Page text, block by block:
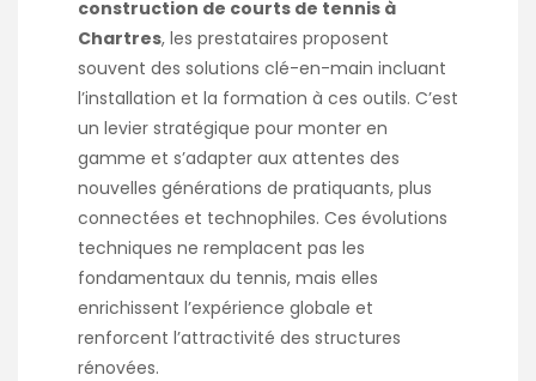
construction de courts de tennis à
Chartres, les prestataires proposent
souvent des solutions clé-en-main incluant
l’installation et la formation à ces outils. C’est
un levier stratégique pour monter en
gamme et s’adapter aux attentes des
nouvelles générations de pratiquants, plus
connectées et technophiles. Ces évolutions
techniques ne remplacent pas les
fondamentaux du tennis, mais elles
enrichissent l’expérience globale et
renforcent l’attractivité des structures
rénovées.